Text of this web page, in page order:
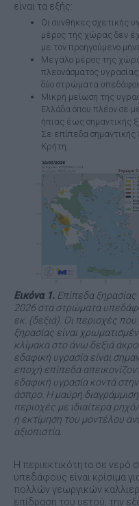
είναι τα εξής:
Οι συνθήκες σχετικής
μέρος της χώρας δεν
με τον προηγούμενο
Μεγάλο μέρος της
πλεονάσματος
δύο στρώματα
Μικρή μείωση της
Ελλάδα όπου πλέον σε
ήπιας έως σημαντικής
Σε επίπεδα σημαντικής
Κρήτη.
Εικόνα 1. Επίπεδα
2026 στα στρώματα
εκ. (δεξιά). Οι περιοχές
ξηρασίας είναι
κλίμακα στο άνω δεξιά
εδαφική υγρασία είναι
εποχή επίπεδα
εδαφική υγρασία κοντά
άσπρο. Η μαύρη
περιοχές με ιδιαίτερα
η εκτίμηση του μοντέλου
αξιοπιστία.
Η περιεκτικότητα σε νερό
υπεδάφους είναι κρίσιμα
πολλών γεωργικών
επίδραση του υετού, την